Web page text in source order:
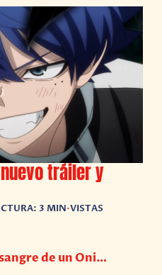
tráiler y
3 MIN•VISTAS
de un Oni…